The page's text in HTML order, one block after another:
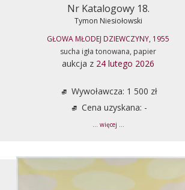
Nr Katalogowy 18.
Tymon Niesiołowski
GŁOWA MŁODEJ DZIEWCZYNY, 1955
sucha igła tonowana, papier
aukcja z 24 lutego 2026
Wywoławcza: 1 500 zł
Cena uzyskana: -
... więcej ...